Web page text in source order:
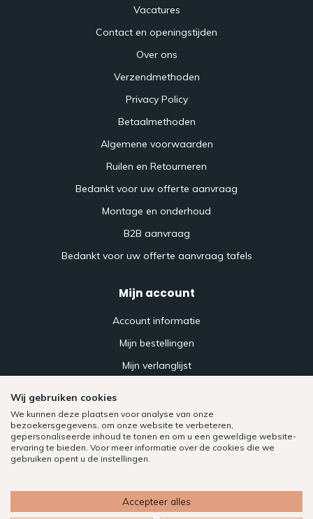
Vacatures
Contact en openingstijden
Over ons
Verzendmethoden
Privacy Policy
Betaalmethoden
Algemene voorwaarden
Ruilen en Retourneren
Bedankt voor uw offerte aanvraag
Montage en onderhoud
B2B aanvraag
Bedankt voor uw offerte aanvraag tafels
Mijn account
Account informatie
Mijn bestellingen
Mijn verlanglijst
Alle producten
Wij gebruiken cookies
We kunnen deze plaatsen voor analyse van onze
bezoekersgegevens, om onze website te verbeteren,
gepersonaliseerde inhoud te tonen en om u een geweldige website-
ervaring te bieden. Voor meer informatie over de cookies die we
gebruiken opent u de instellingen.
Accepteer alles